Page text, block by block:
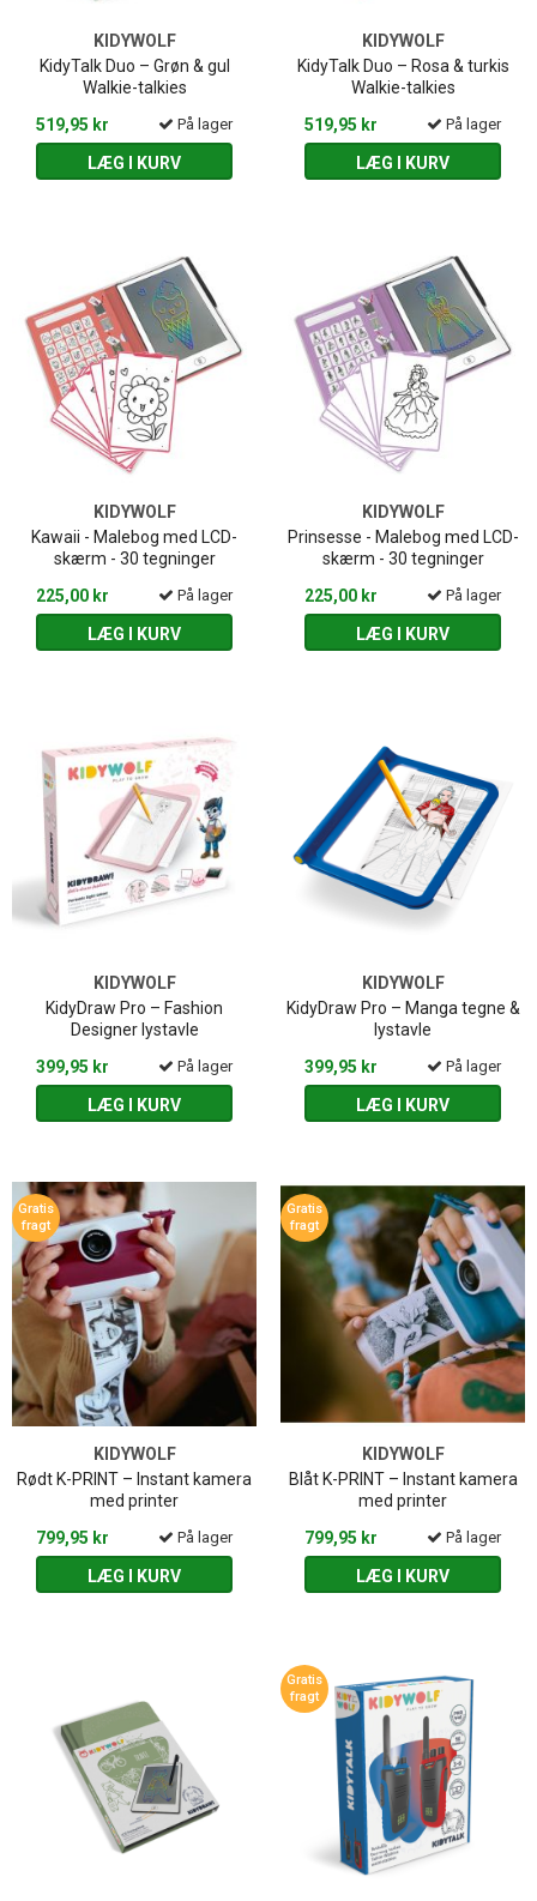
KIDYWOLF
KidyTalk Duo – Grøn & gul
Walkie-talkies
519,95 kr
På lager
LÆG I KURV
KIDYWOLF
KidyTalk Duo – Rosa & turkis
Walkie-talkies
519,95 kr
På lager
LÆG I KURV
KIDYWOLF
Kawaii - Malebog med LCD-
skærm - 30 tegninger
225,00 kr
På lager
LÆG I KURV
KIDYWOLF
Prinsesse - Malebog med LCD-
skærm - 30 tegninger
225,00 kr
På lager
LÆG I KURV
KIDYWOLF
KidyDraw Pro – Fashion
Designer lystavle
399,95 kr
På lager
LÆG I KURV
KIDYWOLF
KidyDraw Pro – Manga tegne &
lystavle
399,95 kr
På lager
LÆG I KURV
Gratis
fragt
KIDYWOLF
Rødt K-PRINT – Instant kamera
med printer
799,95 kr
På lager
LÆG I KURV
Gratis
fragt
KIDYWOLF
Blåt K-PRINT – Instant kamera
med printer
799,95 kr
På lager
LÆG I KURV
Gratis
fragt